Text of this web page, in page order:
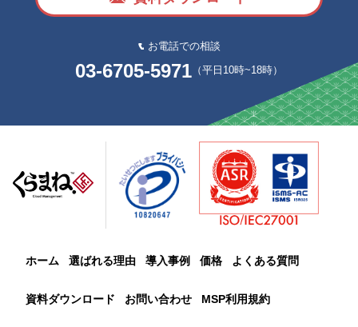
お電話での相談
03-6705-5971 （平日10時~18時）
ホーム 選ばれる理由 導入事例 価格 よくある質問
資料ダウンロード お問い合わせ MSP利用規約